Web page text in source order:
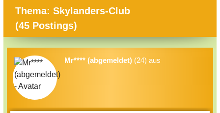
Thema: Skylanders-Club
(45 Postings)
Mr**** (abgemeldet) (24) aus